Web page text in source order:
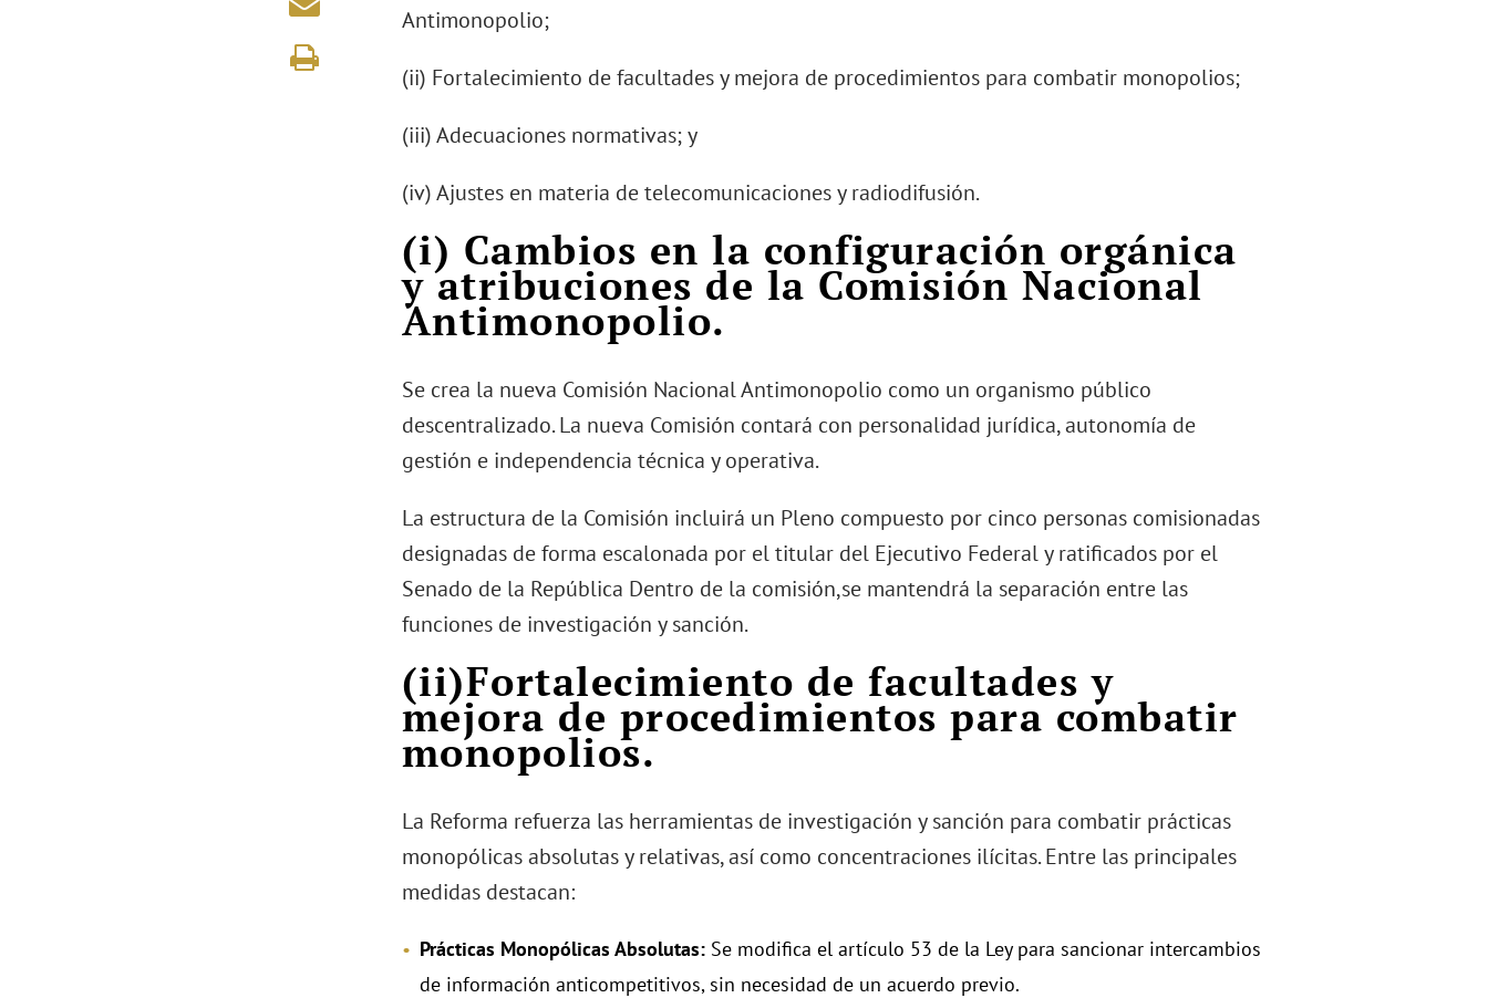
Antimonopolio;
(ii) Fortalecimiento de facultades y mejora de procedimientos para combatir monopolios;
(iii) Adecuaciones normativas; y
(iv) Ajustes en materia de telecomunicaciones y radiodifusión.
(i) Cambios en la configuración orgánica
y atribuciones de la Comisión Nacional
Antimonopolio.
Se crea la nueva Comisión Nacional Antimonopolio como un organismo público
descentralizado. La nueva Comisión contará con personalidad jurídica, autonomía de
gestión e independencia técnica y operativa.
La estructura de la Comisión incluirá un Pleno compuesto por cinco personas comisionadas
designadas de forma escalonada por el titular del Ejecutivo Federal y ratificados por el
Senado de la República Dentro de la comisión,se mantendrá la separación entre las
funciones de investigación y sanción.
(ii)Fortalecimiento de facultades y
mejora de procedimientos para combatir
monopolios.
La Reforma refuerza las herramientas de investigación y sanción para combatir prácticas
monopólicas absolutas y relativas, así como concentraciones ilícitas. Entre las principales
medidas destacan:
Prácticas Monopólicas Absolutas: Se modifica el artículo 53 de la Ley para sancionar intercambios
de información anticompetitivos, sin necesidad de un acuerdo previo.